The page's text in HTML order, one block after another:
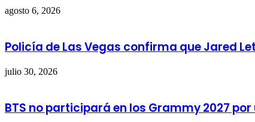
agosto 6, 2026
Policía de Las Vegas confirma que Jared
julio 30, 2026
BTS no participará en los Grammy 2027